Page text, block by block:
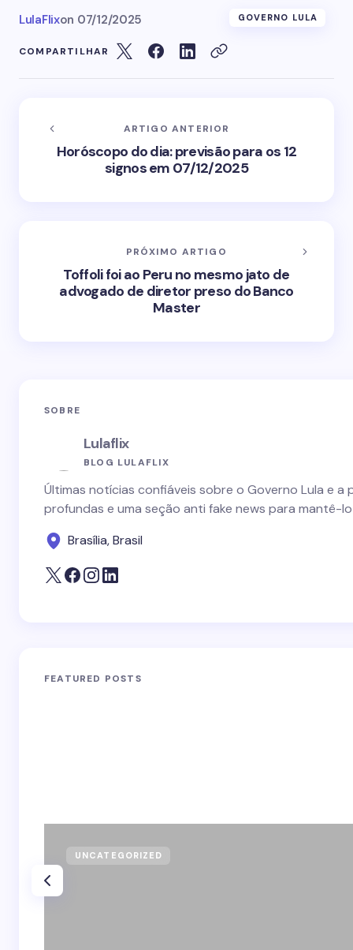
LulaFlixon 07/12/2025 GOVERNO LULA
COMPARTILHAR
ARTIGO ANTERIOR
Horóscopo do dia: previsão para os 12
signos em 07/12/2025
PRÓXIMO ARTIGO
Toffoli foi ao Peru no mesmo jato de
advogado de diretor preso do Banco
Master
SOBRE
Lulaflix
BLOG LULAFLIX
Últimas notícias confiáveis sobre o Governo Lula e
profundas e uma seção anti fake news para mantê-
Brasília, Brasil
FEATURED POSTS
UNCATEGORIZED